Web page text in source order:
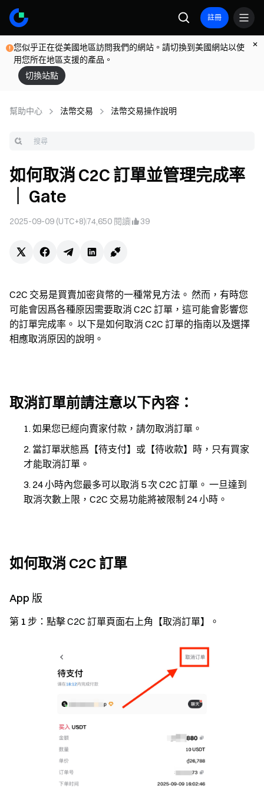
註冊
您似乎正在從美國地區訪問我們的網站。請切換到美國網站以使
用您所在地區支援的產品。
切換站點
幫助中心 法幣交易 法幣交易操作說明
如何取消 C2C 訂單並管理完成率
｜ Gate
2025-09-09 (UTC+8)74,650 閱讀 39
C2C 交易是買賣加密貨幣的一種常見方法。 然而，有時您
可能會因爲各種原因需要取消 C2C 訂單，這可能會影響您
的訂單完成率。 以下是如何取消 C2C 訂單的指南以及選擇
相應取消原因的說明。
取消訂單前請注意以下內容：
如果您已經向賣家付款，請勿取消訂單。
當訂單狀態爲【待支付】或【待收款】時，只有買家
才能取消訂單。
24 小時內您最多可以取消 5 次 C2C 訂單。 一旦達到
取消次數上限，C2C 交易功能將被限制 24 小時。
如何取消 C2C 訂單
App 版
第 1 步： 點擊 C2C 訂單頁面右上角【取消訂單】。